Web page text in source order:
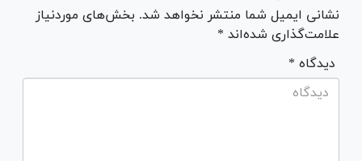
نشانی ایمیل شما منتشر نخواهد شد. بخش‌های موردنیاز
علامت‌گذاری شده‌اند *
* دیدگاه